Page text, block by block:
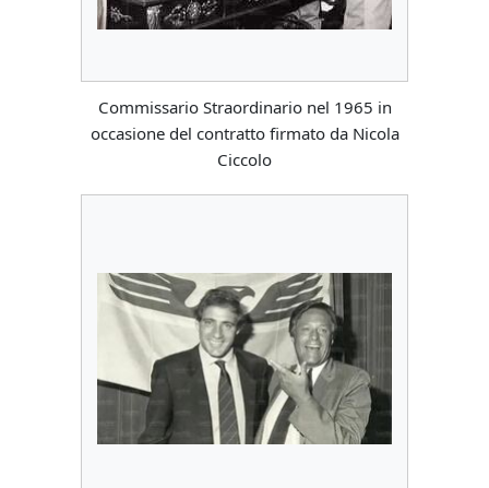
Commissario Straordinario nel 1965 in
occasione del contratto firmato da Nicola
Ciccolo